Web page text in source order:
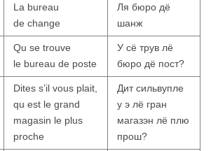
La bureau
de change
Ля бюро дё
шанж
Qu se trouve
le bureau de poste
У сё трув лё
бюро дё пост?
Dites s’il vous plait,
qu est le grand
magasin le plus
proche
Дит сильвупле
у э лё гран
магазэн лё плю
прош?